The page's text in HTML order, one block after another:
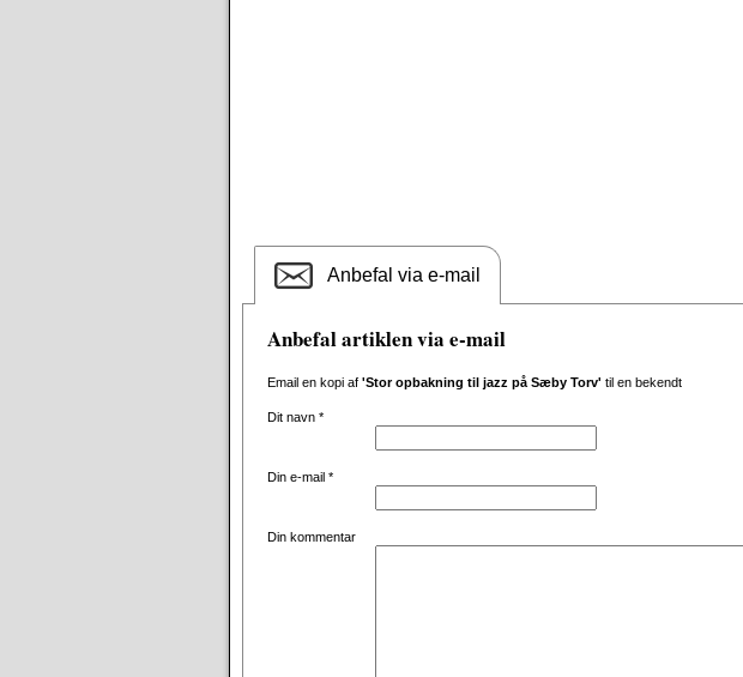
Anbefal via e-mail
Anbefal artiklen via e-mail
Email en kopi af 'Stor opbakning til jazz på Sæby Torv' til en bekendt
Dit navn *
Din e-mail *
Din kommentar